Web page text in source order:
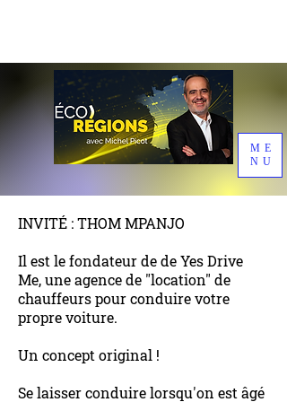
ME
NU
INVITÉ : THOM MPANJO
Il est le fondateur de de Yes Drive
Me, une agence de "location" de
chauffeurs pour conduire votre
propre voiture.
Un concept original !
Se laisser conduire lorsqu'on est âgé